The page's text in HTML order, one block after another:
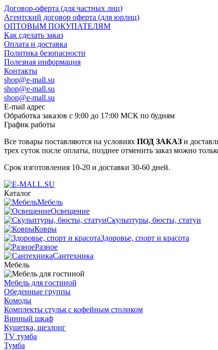
Договор-оферта (для частных лиц)
Агентский договор оферта (для юрлиц)
ОПТОВЫМ ПОКУПАТЕЛЯМ
Как сделать заказ
Оплата и доставка
Политика безопасности
Полезная информация
Контакты
shop@e-mall.su
shop@e-mall.su
shop@e-mall.su
E-mail адрес
Обработка заказов с 9:00 до 17:00 МСК по будням
График работы
Все товары поставляются на условиях ПОД ЗАКАЗ и
трех суток после оплаты, позднее отменить заказ можно
Срок изготовления 10-20 и доставки 30-60 дней.
Каталог
Мебель
Освещение
Скульптуры, бюсты, статуи
Ковры
Здоровье, спорт и красота
Разное
Сантехника
Мебель
Мебель для гостиной
Обеденные группы
Комоды
Комплекты стулья с кофейным столиком
Винный шкаф
Кушетка, шезлонг
TV тумба
Тумба